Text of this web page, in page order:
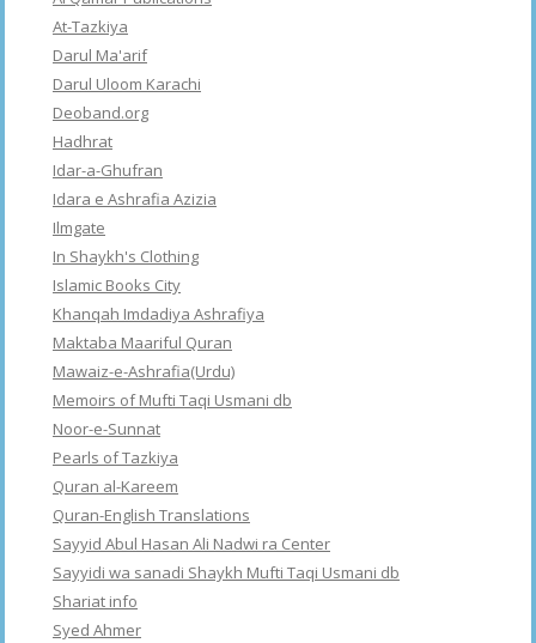
At-Tazkiya
Darul Ma'arif
Darul Uloom Karachi
Deoband.org
Hadhrat
Idar-a-Ghufran
Idara e Ashrafia Azizia
Ilmgate
In Shaykh's Clothing
Islamic Books City
Khanqah Imdadiya Ashrafiya
Maktaba Maariful Quran
Mawaiz-e-Ashrafia(Urdu)
Memoirs of Mufti Taqi Usmani db
Noor-e-Sunnat
Pearls of Tazkiya
Quran al-Kareem
Quran-English Translations
Sayyid Abul Hasan Ali Nadwi ra Center
Sayyidi wa sanadi Shaykh Mufti Taqi Usmani db
Shariat info
Syed Ahmer